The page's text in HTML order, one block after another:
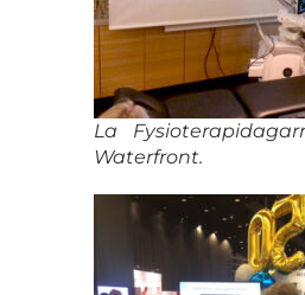
La
Waterfront.